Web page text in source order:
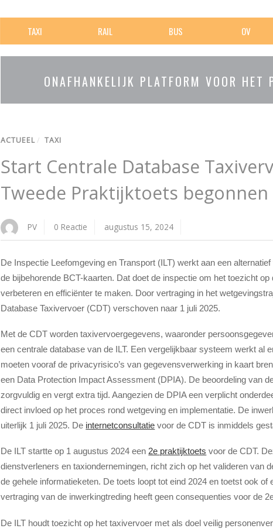
TAXI RAIL BUS OV
ONAFHANKELIJK PLATFORM VOOR HET
ACTUEEL/ TAXI
Start Centrale Database
Tweede Praktijktoets begonnen
PV 0 Reactie augustus 15, 2024
De Inspectie Leefomgeving en Transport (ILT) werkt aan een
de bijbehorende BCT-kaarten. Dat doet de inspectie om het toezicht
verbeteren en efficiënter te maken. Door vertraging in het
Database Taxivervoer (CDT) verschoven naar 1 juli 2025.
Met de CDT worden taxivervoergegevens, waaronder
een centrale database van de ILT. Een vergelijkbaar systeem werkt al
moeten vooraf de privacyrisico’s van gegevensverwerking in kaart
een Data Protection Impact Assessment (DPIA). De beoordeling van
zorgvuldig en vergt extra tijd. Aangezien de DPIA een verplicht
direct invloed op het proces rond wetgeving en implementatie. De
uiterlijk 1 juli 2025. De internetconsultatie voor de CDT is inmiddels
De ILT startte op 1 augustus 2024 een2e praktijktoets voor de CDT.
dienstverleners en taxiondernemingen, richt zich op het valideren van
de gehele informatieketen. De toets loopt tot eind 2024 en toetst ook of
vertraging van de inwerkingtreding heeft geen consequenties voor de
De ILT houdt toezicht op het taxivervoer met als doel veilig